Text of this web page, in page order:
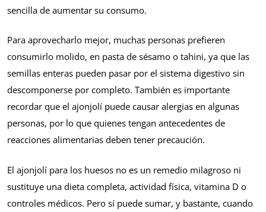
sencilla de aumentar su consumo.
Para aprovecharlo mejor, muchas personas prefieren
consumirlo molido, en pasta de sésamo o tahini, ya que las
semillas enteras pueden pasar por el sistema digestivo sin
descomponerse por completo. También es importante
recordar que el ajonjolí puede causar alergias en algunas
personas, por lo que quienes tengan antecedentes de
reacciones alimentarias deben tener precaución.
El ajonjolí para los huesos no es un remedio milagroso ni
sustituye una dieta completa, actividad física, vitamina D o
controles médicos. Pero sí puede sumar, y bastante, cuando